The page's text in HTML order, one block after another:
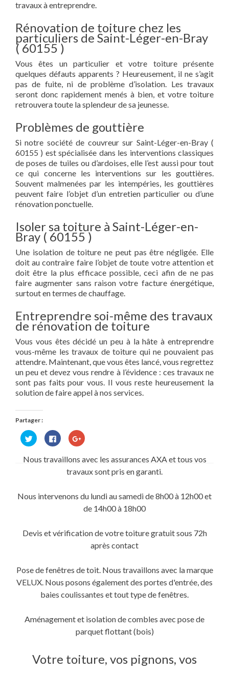
travaux à entreprendre.
Rénovation de toiture chez les
particuliers de Saint-Léger-en-Bray
( 60155 )
Vous êtes un particulier et votre toiture présente
quelques défauts apparents ? Heureusement, il ne s’agit
pas de fuite, ni de problème d’isolation. Les travaux
seront donc rapidement menés à bien, et votre toiture
retrouvera toute la splendeur de sa jeunesse.
Problèmes de gouttière
Si notre société de couvreur sur Saint-Léger-en-Bray (
60155 ) est spécialisée dans les interventions classiques
de poses de tuiles ou d’ardoises, elle l’est aussi pour tout
ce qui concerne les interventions sur les gouttières.
Souvent malmenées par les intempéries, les gouttières
peuvent faire l’objet d’un entretien particulier ou d’une
rénovation ponctuelle.
Isoler sa toiture à Saint-Léger-en-
Bray ( 60155 )
Une isolation de toiture ne peut pas être négligée. Elle
doit au contraire faire l’objet de toute votre attention et
doit être la plus efficace possible, ceci afin de ne pas
faire augmenter sans raison votre facture énergétique,
surtout en termes de chauffage.
Entreprendre soi-même des travaux
de rénovation de toiture
Vous vous êtes décidé un peu à la hâte à entreprendre
vous-même les travaux de toiture qui ne pouvaient pas
attendre. Maintenant, que vous êtes lancé, vous regrettez
un peu et devez vous rendre à l’évidence : ces travaux ne
sont pas faits pour vous. Il vous reste heureusement la
solution de faire appel à nos services.
Partager :
Cliquez
pour
partager
Twitter(ouvre
Cliquez
pour
partager
sur
Facebook(ouvre
dans
une
Cliquez
pour
Google+
dans
fenêtre)
Nous travaillons avec les assurances AXA et tous vos
travaux sont pris en garanti.
Nous intervenons du lundi au samedi de 8h00 à 12h00 et
de 14h00 à 18h00
Devis et vérification de votre toiture gratuit sous 72h
après contact
Pose de fenêtres de toit. Nous travaillons avec la marque
VELUX. Nous posons également des portes d'entrée, des
baies coulissantes et tout type de fenêtres.
Aménagement et isolation de combles avec pose de
parquet flottant (bois)
Votre toiture, vos pignons, vos